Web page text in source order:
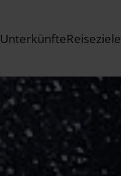
UnterkünfteReiseziele